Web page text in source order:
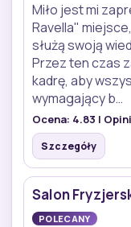
Miło jest mi
Ravella"
służą swoją
Przez ten czas
kadrę, aby
wymagający b…
Ocena: 4.83 |
Szczegóły
Salon
POLECANY